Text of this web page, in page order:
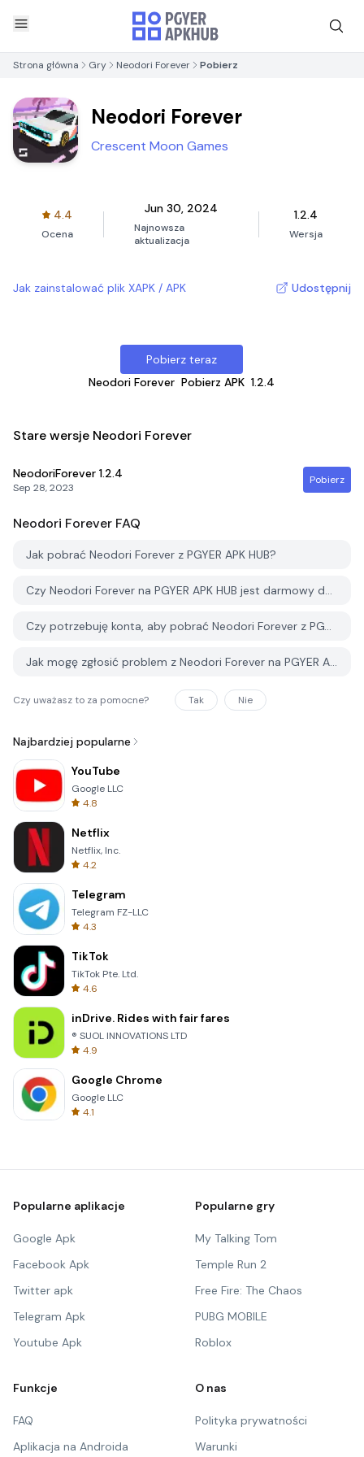
Strona główna Gry Neodori Forever Pobierz
Neodori Forever
Crescent Moon Games
4.4
Ocena
Jun 30, 2024
Najnowsza
aktualizacja
1.2.4
Wersja
Jak zainstalować plik XAPK / APK Udostępnij
Pobierz teraz
Neodori Forever Pobierz APK 1.2.4
Stare wersje Neodori Forever
NeodoriForever 1.2.4
Sep 28, 2023
Pobierz
Neodori Forever FAQ
Jak pobrać Neodori Forever z PGYER APK HUB?
Czy Neodori Forever na PGYER APK HUB jest darmowy do pobrania?
Czy potrzebuję konta, aby pobrać Neodori Forever z PGYER APK HUB?
Jak mogę zgłosić problem z Neodori Forever na PGYER APK HUB?
Czy uważasz to za pomocne? Tak Nie
Najbardziej popularne
YouTube
Google LLC
4.8
Netflix
Netflix, Inc.
4.2
Telegram
Telegram FZ-LLC
4.3
TikTok
TikTok Pte. Ltd.
4.6
inDrive. Rides with fair fares
® SUOL INNOVATIONS LTD
4.9
Google Chrome
Google LLC
4.1
Popularne aplikacje
Google Apk
Facebook Apk
Twitter apk
Telegram Apk
Youtube Apk
Popularne gry
My Talking Tom
Temple Run 2
Free Fire: The Chaos
PUBG MOBILE
Roblox
Funkcje
FAQ
Aplikacja na Androida
O nas
Polityka prywatności
Warunki